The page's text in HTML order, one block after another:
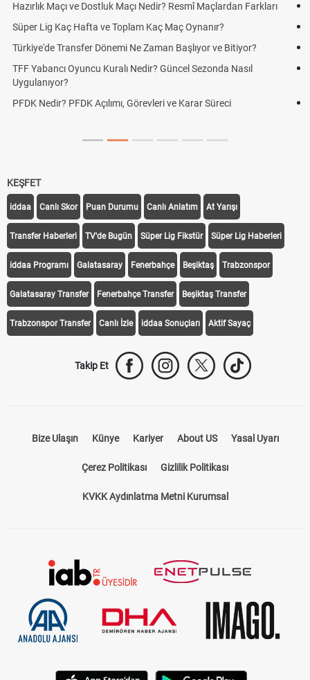
Resmî Maçlardan Farkları
Maç Oynanır?
Başlıyor ve Bitiyor?
Güncel Sezonda Nasıl
ve Karar Süreci
Puan Durumunda AG, OM ve
Skor Ne Demek? Sporda Skor ve
Futbol Nasıl Oynanır? Temel
Deplasman Golü Kuralı Nedir?
DGS Sonuçları Ne Zaman
KEŞFET
iddaa Canlı Skor Puan Durumu Canlı Anlatım At Yarışı
Transfer Haberleri TV'de Bugün Süper Lig Fikstür Süper Lig Haberleri
iddaa Programı Galatasaray Fenerbahçe Beşiktaş Trabzonspor
Galatasaray Transfer Fenerbahçe Transfer Beşiktaş Transfer
Trabzonspor Transfer Canlı İzle iddaa Sonuçları Aktif Sayaç
Takip Et
Bize Ulaşın Künye Kariyer About US Yasal Uyarı
Çerez Politikası Gizlilik Politikası
KVKK Aydınlatma Metni Kurumsal